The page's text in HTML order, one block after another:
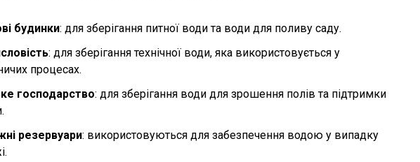
будинки: для зберігання питної води та води для поливу саду.
: для зберігання технічної води, яка використовується у
процесах.
господарство: для зберігання води для зрошення полів та підтримки
резервуари: використовуються для забезпечення водою у випадку